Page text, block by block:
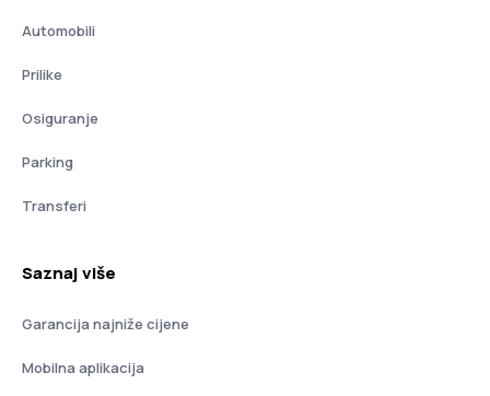
Automobili
Prilike
Osiguranje
Parking
Transferi
Saznaj više
Garancija najniže cijene
Mobilna aplikacija